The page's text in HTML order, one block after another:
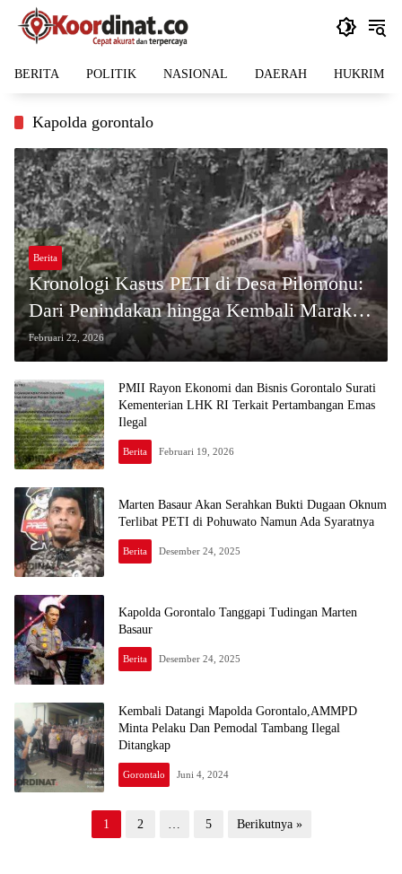
Langsung
BERITA POLITIK NASIONAL DAERAH HUKRIM
Kapolda gorontalo
Berita
Kronologi Kasus PETI di Desa Pilomonu:
Dari Penindakan hingga Kembali Marak,
Diduga Di Backup Oknum Tertentu
Februari 22, 2026
PMII Rayon Ekonomi dan Bisnis Gorontalo Surati
Kementerian LHK RI Terkait Pertambangan Emas
Ilegal
Berita Februari 19, 2026
Marten Basaur Akan Serahkan Bukti Dugaan Oknum
Terlibat PETI di Pohuwato Namun Ada Syaratnya
Berita Desember 24, 2025
Kapolda Gorontalo Tanggapi Tudingan Marten
Basaur
Berita Desember 24, 2025
Kembali Datangi Mapolda Gorontalo,AMMPD
Minta Pelaku Dan Pemodal Tambang Ilegal
Ditangkap
Gorontalo Juni 4, 2024
1 2 5 Berikutnya »